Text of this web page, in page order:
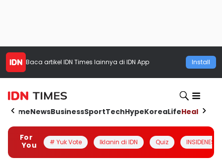
Baca artikel IDN Times lainnya di IDN App Install
HomeNewsBusinessSportTechHypeKoreaLifeHealth
For
You
# Yuk Vote Iklanin di IDN Quiz INSIDENESIA